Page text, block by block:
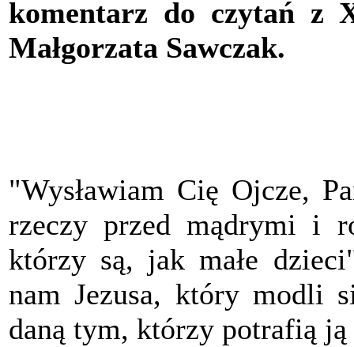
komentarz do czytań z
Małgorzata Sawczak.
"Wysławiam Cię Ojcze,
rzeczy przed mądrymi i
którzy są, jak małe
nam Jezusa, który modli
daną tym, którzy potrafią